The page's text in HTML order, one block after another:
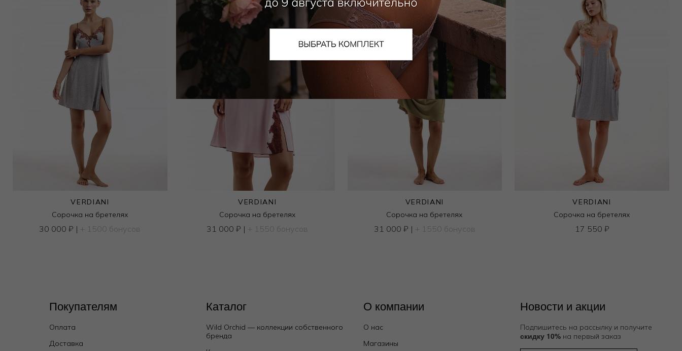
VERDIANI
Сорочка на бретелях
30 000₽ | + 1500 бонусов
VERDIANI
Сорочка на бретелях
31 000₽ | + 1550 бонусов
VERDIANI
Сорочка на бретелях
31 000 ₽ | + 1550 бонусов
VERDIANI
Сорочка на бретелях
17 550 ₽
Покупателям
Оплата
Доставка
Каталог
Wild Orchid — коллекции собственного
бренда
О компании
О нас
Магазины
Новости и акции
Подпишитесь на рассылку и получите
скидку 10%на первый заказ